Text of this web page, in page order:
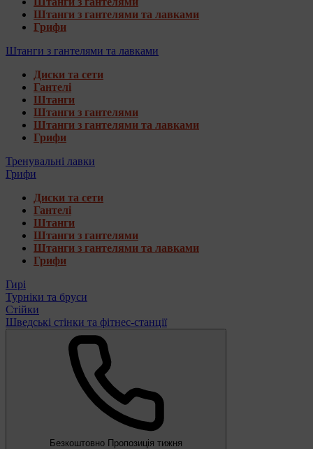
Штанги з гантелями та лавками
Грифи
Штанги з гантелями та лавками
Диски та сети
Гантелі
Штанги
Штанги з гантелями
Штанги з гантелями та лавками
Грифи
Тренувальні лавки
Грифи
Диски та сети
Гантелі
Штанги
Штанги з гантелями
Штанги з гантелями та лавками
Грифи
Гирі
Турніки та бруси
Стійки
Шведські стінки та фітнес-станції
Безкоштовно Пропозиція тижня